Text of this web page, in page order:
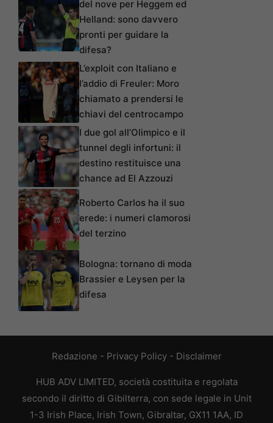
del nove per Heggem ed
Helland: sono davvero
pronti per guidare la
difesa?
L’exploit con Italiano e
l’addio di Freuler: Moro
chiamato a prendersi le
chiavi del centrocampo
I due gol all’Olimpico e il
tunnel degli infortuni: il
destino restituisce una
chance ad El Azzouzi
Roberto Carlos ha il suo
erede: i numeri clamorosi
del terzino
Bologna: tornano di moda
Brassier e Leysen per la
difesa
Redazione - Privacy Policy- Disclaimer
HUB ADV LIMITED, società costituita e regolata
secondo il diritto di Gibilterra, con sede legale in Unit
1-3 Irish Place, Irish Town, Gibraltar, GX11 1AA, ID